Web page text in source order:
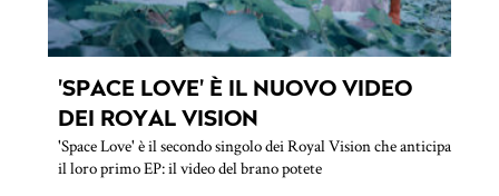
'SPACE LOVE' È IL NUOVO VIDEO
DEI ROYAL VISION
'Space Love' è il secondo singolo dei Royal Vision che anticipa
il loro primo EP: il video del brano potete